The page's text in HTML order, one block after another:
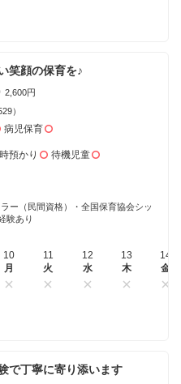
笑顔の保育を♪
円
）
病児保育
預かり 待機児童
ー（民間資格）・全国保育協会シッ
験あり
10
月
11
火
12
水
13
木
14
金
で丁寧に寄り添います